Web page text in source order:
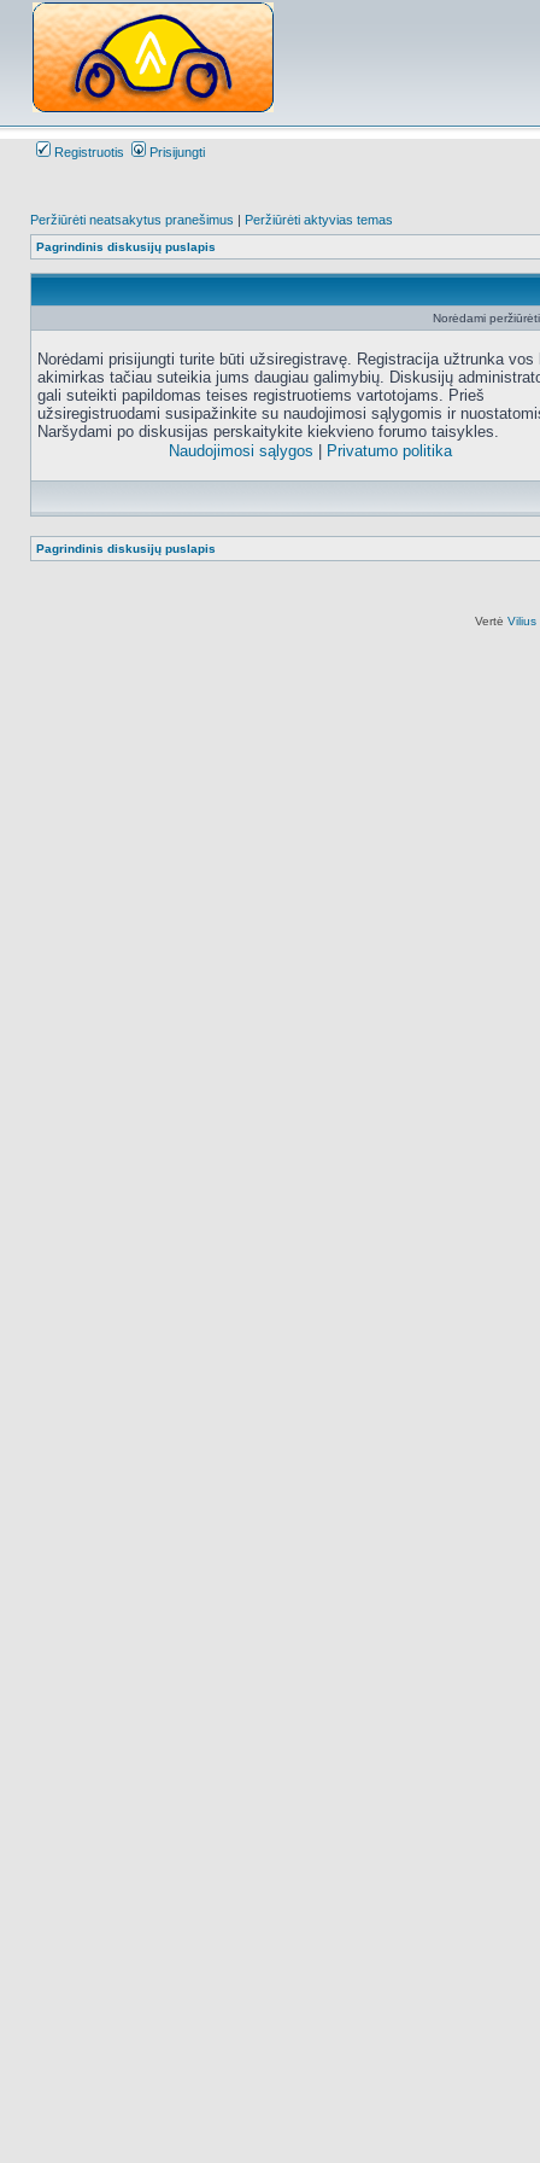
Registruotis Prisijungti
Peržiūrėti neatsakytus pranešimus | Peržiūrėti aktyvias temas
Pagrindinis diskusijų puslapis
Norėdami
Norėdami prisijungti turite būti užsiregistravę. Registracija užtrunka vos
akimirkas tačiau suteikia jums daugiau galimybių. Diskusijų
gali suteikti papildomas teises registruotiems vartotojams. Prieš
užsiregistruodami susipažinkite su naudojimosi sąlygomis ir
Naršydami po diskusijas perskaitykite kiekvieno forumo taisykles.
Naudojimosi sąlygos
Privatumo politika
Pagrindinis diskusijų puslapis
Vertė Vilius